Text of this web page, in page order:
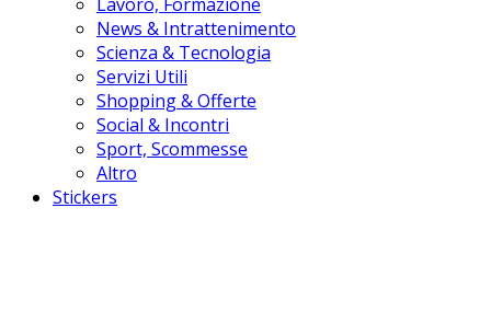
News & Intrattenimento
Scienza & Tecnologia
Servizi Utili
Shopping & Offerte
Social & Incontri
Sport, Scommesse
Altro
Stickers